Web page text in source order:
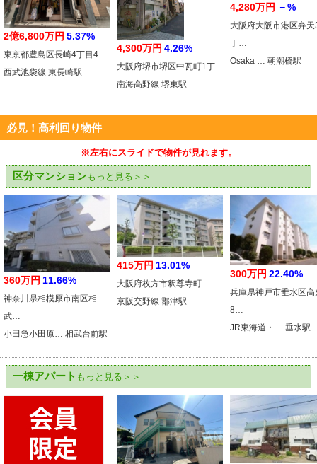
2億6,800万円 5.37%
東京都豊島区長崎4丁目4…
西武池袋線 東長崎駅
4,300万円 4.26%
大阪府堺市堺区中瓦町1丁
南海高野線 堺東駅
4,280万円 －%
大阪府大阪市港区弁天
丁…
Osaka … 朝潮橋駅
必見！高利回り物件
※左右にスライドで物件が見れます。
区分マンションもっと見る＞＞
360万円 11.66%
神奈川県相模原市南区相
武…
小田急小田原… 相武台前駅
415万円 13.01%
大阪府枚方市釈尊寺町
京阪交野線 郡津駅
300万円 22.40%
兵庫県神戸市垂水区高
8…
JR東海道・… 垂水駅
一棟アパート もっと見る＞＞